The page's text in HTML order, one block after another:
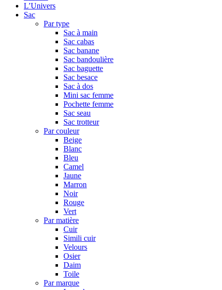
L’Univers
Sac
Par type
Sac à main
Sac cabas
Sac banane
Sac bandoulière
Sac baguette
Sac besace
Sac à dos
Mini sac femme
Pochette femme
Sac seau
Sac trotteur
Par couleur
Beige
Blanc
Bleu
Camel
Jaune
Marron
Noir
Rouge
Vert
Par matière
Cuir
Simili cuir
Velours
Osier
Daim
Toile
Par marque